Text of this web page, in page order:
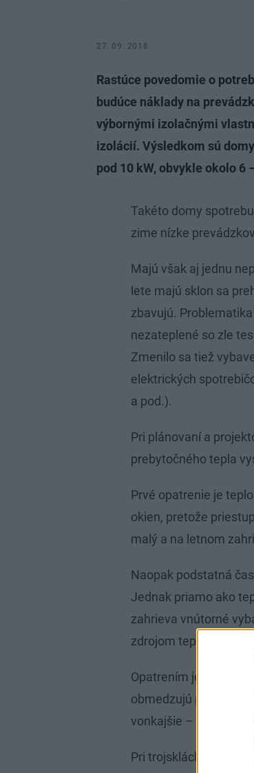
27. 09. 2018
Rastúce povedomie o
budúce náklady na
výbornými izolačnými
izolácií. Výsledkom sú
pod 10 kW, obvykle okolo 6
Takéto domy
zime nízke
Majú však aj jednu
lete majú sklon sa
zbavujú.
nezateplené so zle
Zmenilo sa tiež
elektrických
a pod.).
Pri plánovaní a
prebytočného tepla
Prvé opatrenie je
okien, pretože
malý a na letnom
Naopak podstatná
Jednak priamo ako
zahrieva vnútorné
zdrojom tepla.
Opatrením je teda
obmedzujú priechod
vonkajšie –
Pri trojsklách sú